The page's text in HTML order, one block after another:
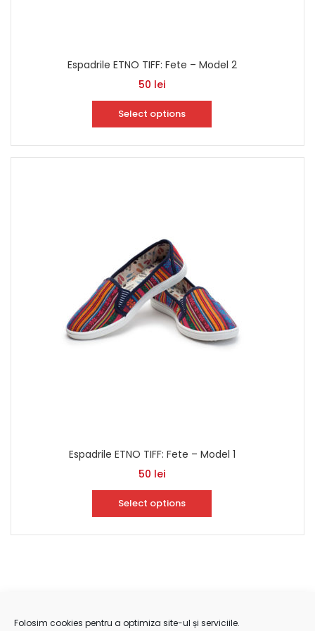
Folosim cookies pentru a optimiza site-ul și serviciile.
Espadrile ETNO TIFF: Fete – Model 2
50 lei
Select options
Espadrile ETNO TIFF: Fete – Model 1
50 lei
Select options